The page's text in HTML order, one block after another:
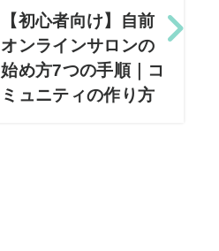
【初心者向け】自前
オンラインサロンの
始め方7つの手順｜コ
ミュニティの作り方